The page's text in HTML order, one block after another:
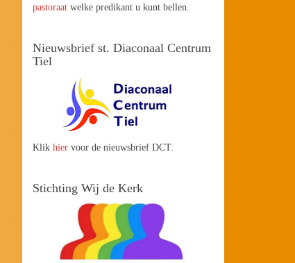
pastoraat welke predikant u kunt bellen.
Nieuwsbrief st. Diaconaal Centrum
Tiel
Klikhier voor de nieuwsbrief DCT.
Stichting Wij de Kerk